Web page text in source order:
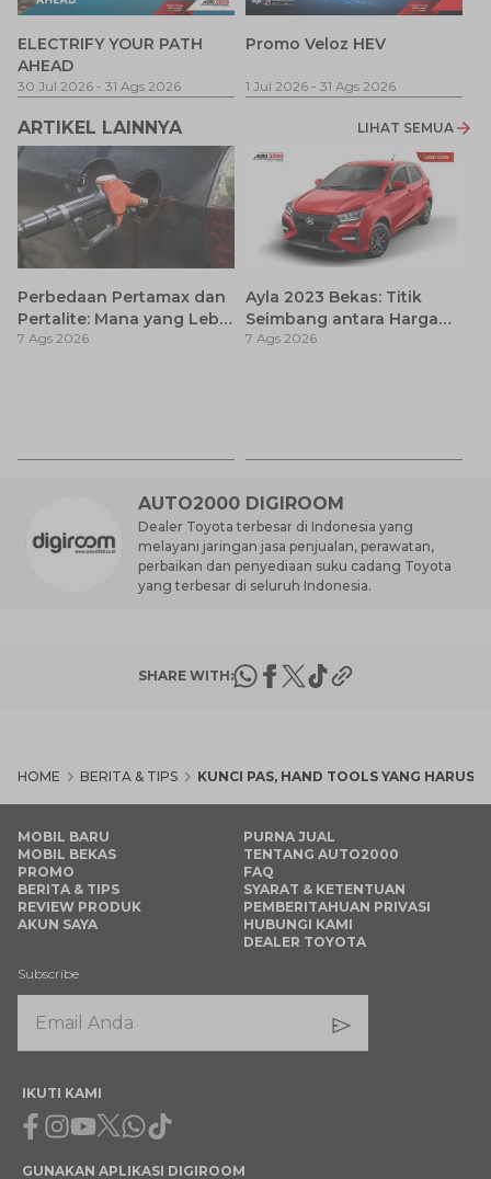
ELECTRIFY YOUR PATH
AHEAD
30 Jul 2026 - 31 Ags 2026
Promo Veloz HEV
1 Jul 2026 - 31 Ags 2026
ARTIKEL LAINNYA LIHAT SEMUA
Perbedaan Pertamax dan
Pertalite: Mana yang Lebih
Baik untuk Mobil Toyota
7 Ags 2026
Ayla 2023 Bekas: Titik
Seimbang antara Harga
dan Pembaruan Teknologi
7 Ags 2026
AUTO2000 DIGIROOM
Dealer Toyota terbesar di Indonesia yang
melayani jaringan jasa penjualan, perawatan,
perbaikan dan penyediaan suku cadang Toyota
yang terbesar di seluruh Indonesia.
SHARE WITH:
HOME BERITA & TIPS KUNCI PAS, HAND TOOLS YANG HARUS
MOBIL BARU
MOBIL BEKAS
PROMO
BERITA & TIPS
REVIEW PRODUK
AKUN SAYA
PURNA JUAL
TENTANG AUTO2000
FAQ
SYARAT & KETENTUAN
PEMBERITAHUAN PRIVASI
HUBUNGI KAMI
DEALER TOYOTA
Subscribe
IKUTI KAMI
Facebook
Instagram
Youtube
X Whatsapp
Tiktok
GUNAKAN APLIKASI DIGIROOM